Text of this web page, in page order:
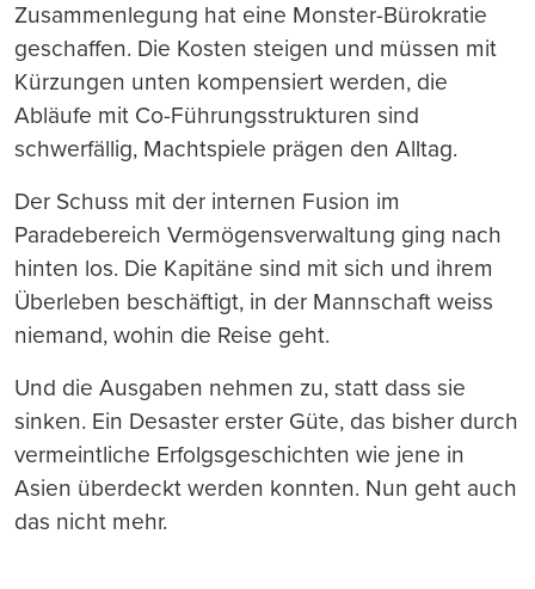
Zusammenlegung hat eine Monster-Bürokratie
geschaffen. Die Kosten steigen und müssen mit
Kürzungen unten kompensiert werden, die
Abläufe mit Co-Führungsstrukturen sind
schwerfällig, Machtspiele prägen den Alltag.
Der Schuss mit der internen Fusion im
Paradebereich Vermögensverwaltung ging nach
hinten los. Die Kapitäne sind mit sich und ihrem
Überleben beschäftigt, in der Mannschaft weiss
niemand, wohin die Reise geht.
Und die Ausgaben nehmen zu, statt dass sie
sinken. Ein Desaster erster Güte, das bisher durch
vermeintliche Erfolgsgeschichten wie jene in
Asien überdeckt werden konnten. Nun geht auch
das nicht mehr.